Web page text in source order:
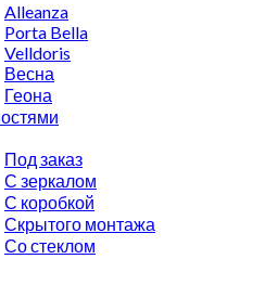
Alleanza
Porta Bella
Velldoris
Весна
Геона
Под заказ
С зеркалом
С коробкой
Скрытого монтажа
Со стеклом